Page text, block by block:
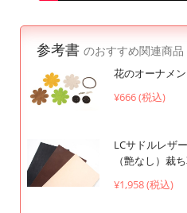
参考書 のおすすめ関連商品
花のオーナメ
¥666 (税込)
LCサドルレザ
（艶なし）裁
¥1,958 (税込)